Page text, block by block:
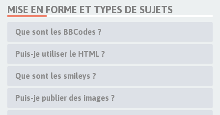
MISE EN FORME ET TYPES DE SUJETS
Que sont les BBCodes ?
Puis-je utiliser le HTML ?
Que sont les smileys ?
Puis-je publier des images ?